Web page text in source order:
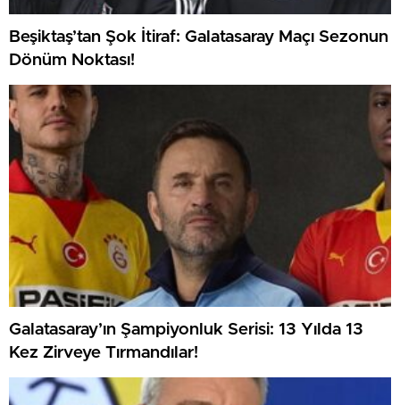
Beşiktaş’tan Şok İtiraf: Galatasaray Maçı Sezonun
Dönüm Noktası!
Galatasaray’ın Şampiyonluk Serisi: 13 Yılda 13
Kez Zirveye Tırmandılar!